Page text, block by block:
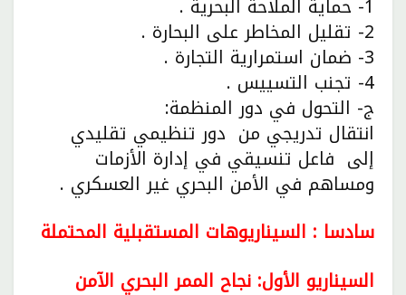
1- حماية الملاحة البحرية .
2- تقليل المخاطر على البحارة .
3- ضمان استمرارية التجارة .
4- تجنب التسييس .
ج- التحول في دور المنظمة:
انتقال تدريجي من دور تنظيمي تقليدي
إلى فاعل تنسيقي في إدارة الأزمات
ومساهم في الأمن البحري غير العسكري .
سادسا : السيناريوهات المستقبلية المحتملة
السيناريو الأول: نجاح الممر البحري الآمن